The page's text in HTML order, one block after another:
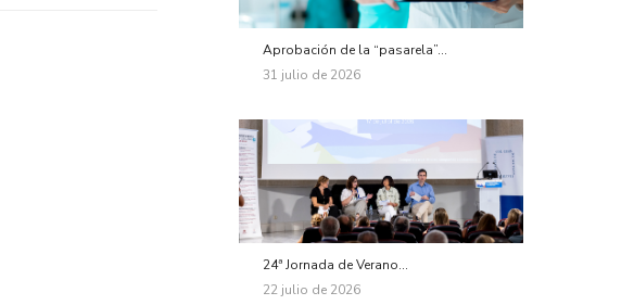
Aprobación de la “pasarela”...
31 julio de 2026
24ª Jornada de Verano...
22 julio de 2026